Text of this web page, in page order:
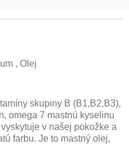
, Olej
skupiny B (B1,B2,B3),
omega 7 mastnú kyselinu
v našej pokožke a
farbu. Je to mastný olej,